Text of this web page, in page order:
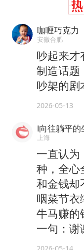
咖喱巧克力
安徽合肥
吵起来才
制造话题
吵架的剧
2026-05-13
l向往躺平的
上海
一直认为
种，全心
和金钱却
咽菜节衣
牛马赚的
一句：谢